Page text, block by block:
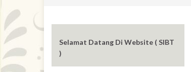
Selamat Datang Di Website ( SIBT
)